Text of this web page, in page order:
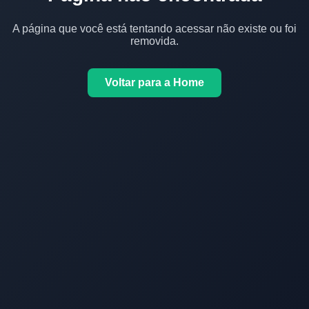
A página que você está tentando acessar não existe ou foi
removida.
Voltar para a Home